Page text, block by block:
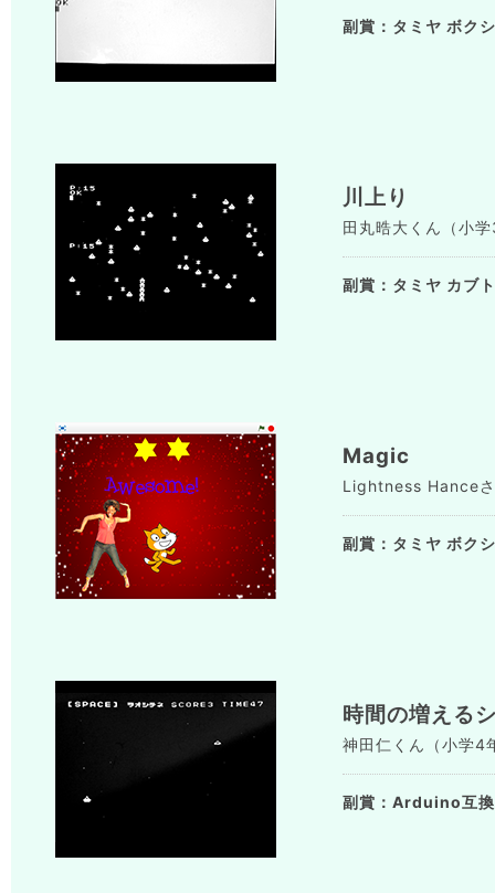
副賞：タミヤ ボク
川上り
田丸晧大くん（小
副賞：タミヤ カブ
Magic
Lightness Hance
副賞：タミヤ ボク
時間の増える
神田仁くん（小学
副賞：Arduino互